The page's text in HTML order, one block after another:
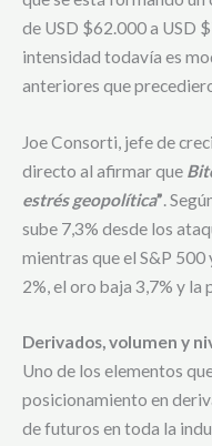
de USD $62.000 a USD
intensidad todavía es
anteriores que
Joe Consorti, jefe de
directo al afirmar que
estrés geopolítica” .
sube 7,3% desde los
mientras que el S&P
2%, el oro baja 3,7% y la
Derivados, volumen y
Uno de los elementos
posicionamiento en
de futuros en toda la